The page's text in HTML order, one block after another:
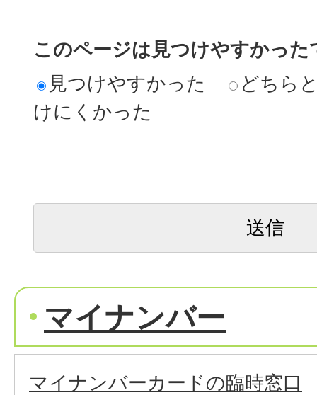
このページは見つけやすかった
見つけやすかった
どちら
けにくかった
マイナンバー
マイナンバーカードの臨時窓口